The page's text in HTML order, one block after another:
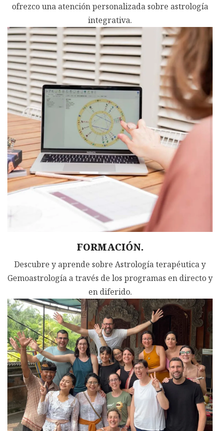
ofrezco una atención personalizada sobre astrología
integrativa.
FORMACIÓN.
Descubre y aprende sobre Astrología terapéutica y
Gemoastrología a través de los programas en directo y
en diferido.